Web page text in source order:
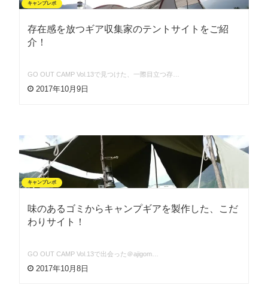
キャンプレポ
存在感を放つギア収集家のテントサイトをご紹
介！
GO OUT CAMP Vol.13で見つけた、一際目立つ存…
2017年10月9日
キャンプレポ
味のあるゴミからキャンプギアを製作した、こだ
わりサイト！
GO OUT CAMP Vol.13で出会った＠ajigom…
2017年10月8日